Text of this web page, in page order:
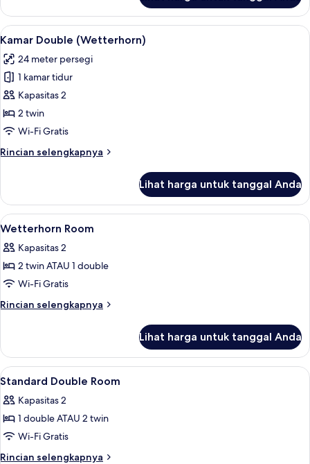
Single
Room
Wetterhorn
Lihat
semua
foto
untuk
Kamar
Double
(Wetterhorn)
Kamar Double (Wetterhorn) | Seprai
14
Kamar Double (Wetterhorn)
24 meter persegi
1 kamar tidur
Kapasitas 2
2 twin
Wi-Fi Gratis
Rincian selengkapnya
Rincian
Kamar
Double
(Wetterhorn)
Lihat harga untuk tanggal Anda
Lihat
semua
foto
untuk
Wetterhorn
Room
Seprai antialergi, minibar gratis,
5
Wetterhorn Room
Kapasitas 2
2 twin ATAU 1 double
Wi-Fi Gratis
Rincian selengkapnya
Rincian
Wetterhorn
Room
Lihat harga untuk tanggal Anda
Lihat
semua
foto
untuk
Standard
Double
Seprai antialergi, minibar gratis,
5
Standard Double Room
Kapasitas 2
1 double ATAU 2 twin
Wi-Fi Gratis
Rincian selengkapnya
Rincian